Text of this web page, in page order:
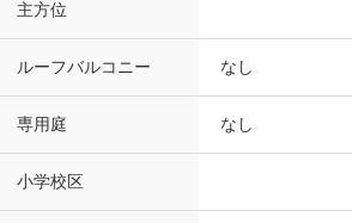
主方位
ルーフバルコニー なし
専用庭 なし
小学校区